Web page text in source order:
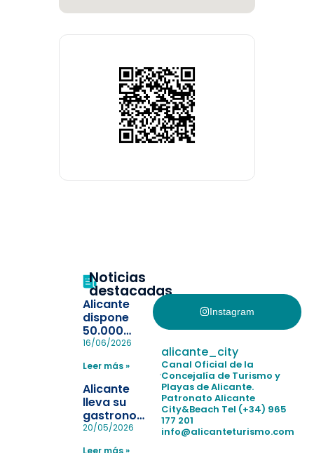
Noticias
destacadas
Alicante
dispone
50.000
pulseras
la
pérdida de niños
en las
playas y
realiza con
éxito un
16/06/2026
Leer más »
Alicante
lleva su
gastronomía
a Madrid
20/05/2026
Leer más »
Instagram
alicante_city
Canal Oficial de la
Concejalía de Turismo y
Playas de Alicante.
Patronato Alicante
City&Beach Tel (+34) 965
177 201
info@alicanteturismo.com